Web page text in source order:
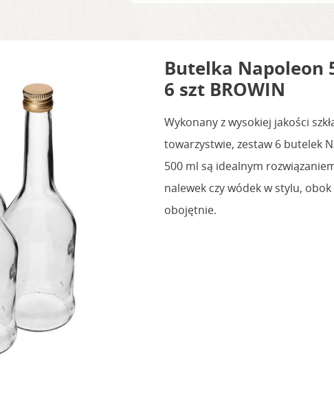
Butelka Napoleon
6 szt BROWIN
Wykonany z wysokiej jakości
towarzystwie, zestaw 6 butelek
500 ml są idealnym
nalewek czy wódek w stylu,
obojętnie.